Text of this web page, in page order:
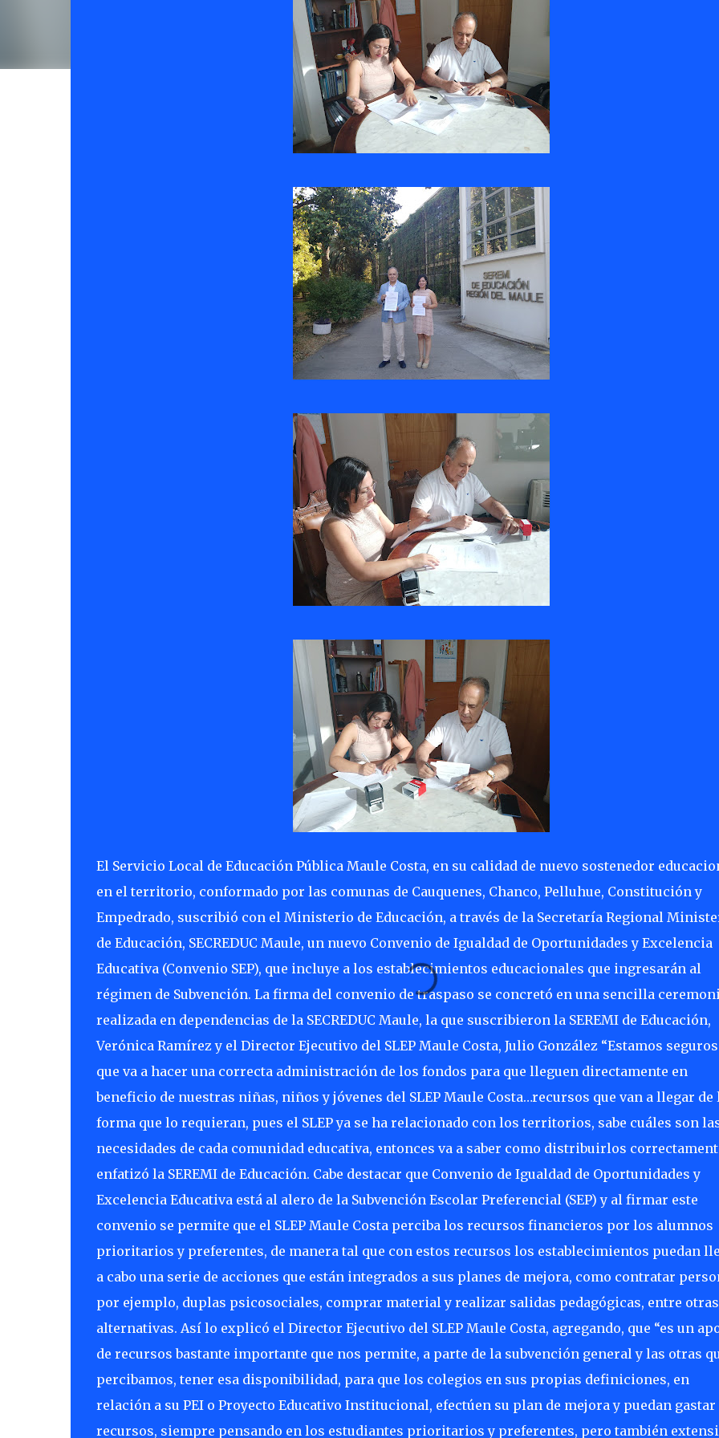
El Servicio Local de Educación Pública Maule Costa, en su calidad de nuevo sostenedor
en el territorio, conformado por las comunas de Cauquenes, Chanco, Pelluhue, Constitución y
Empedrado, suscribió con el Ministerio de Educación, a través de la Secretaría Regional
de Educación, SECREDUC Maule, un nuevo Convenio de Igualdad de Oportunidades y Excelencia
Educativa (Convenio SEP), que incluye a los establecimientos educacionales que ingresarán al
régimen de Subvención. La firma del convenio de traspaso se concretó en una sencilla
realizada en dependencias de la SECREDUC Maule, la que suscribieron la SEREMI de Educación,
Verónica Ramírez y el Director Ejecutivo del SLEP Maule Costa, Julio González “Estamos
que va a hacer una correcta administración de los fondos para que lleguen directamente en
beneficio de nuestras niñas, niños y jóvenes del SLEP Maule Costa…recursos que van a llegar de
forma que lo requieran, pues el SLEP ya se ha relacionado con los territorios, sabe cuáles son
necesidades de cada comunidad educativa, entonces va a saber como distribuirlos
enfatizó la SEREMI de Educación. Cabe destacar que Convenio de Igualdad de Oportunidades y
Excelencia Educativa está al alero de la Subvención Escolar Preferencial (SEP) y al firmar este
convenio se permite que el SLEP Maule Costa perciba los recursos financieros por los alumnos
prioritarios y preferentes, de manera tal que con estos recursos los establecimientos puedan
a cabo una serie de acciones que están integrados a sus planes de mejora, como contratar
por ejemplo, duplas psicosociales, comprar material y realizar salidas pedagógicas, entre otras
alternativas. Así lo explicó el Director Ejecutivo del SLEP Maule Costa, agregando, que “es un
de recursos bastante importante que nos permite, a parte de la subvención general y las otras
percibamos, tener esa disponibilidad, para que los colegios en sus propias definiciones, en
relación a su PEI o Proyecto Educativo Institucional, efectúen su plan de mejora y puedan gastar
recursos, siempre pensando en los estudiantes prioritarios y preferentes, pero también